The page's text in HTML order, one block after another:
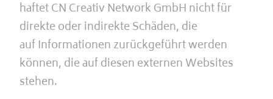
haftet CN Creativ Network GmbH nicht für
direkte oder indirekte Schäden, die
auf Informationen zurückgeführt werden
können, die auf diesen externen Websites
stehen.